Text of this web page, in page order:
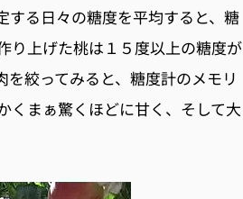
る日々の糖度を平均すると、糖
り上げた桃は１５度以上の糖度が
絞ってみると、糖度計のメモリ
くまぁ驚くほどに甘く、そして大